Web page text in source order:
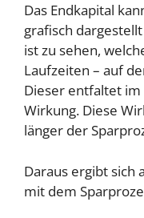
Das Endkapital
grafisch
ist zu sehen,
Laufzeiten – auf
Dieser entfaltet
Wirkung. Diese
länger der
Daraus ergibt sich
mit dem